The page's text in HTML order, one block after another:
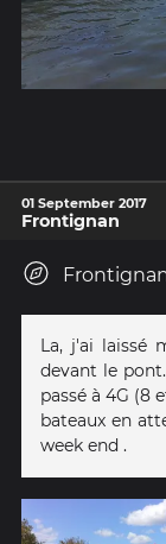
01 September 2017
Frontignan
La, j'ai laissé
devant le
passé à 4G (8
bateaux en
week end .